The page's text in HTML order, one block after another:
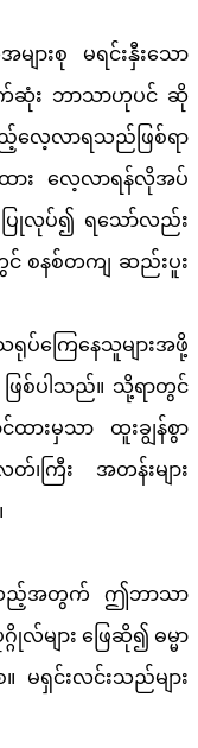
ျားစု မရင်းနှီးသော
က်ဆုံး ဘာသာဟုပင် ဆို
လေ့လာရသည်ဖြစ်ရာ
ယထား လေ့လာရန်လိုအပ်
ပြုလုပ်၍ ရသော်လည်း
နစ်တကျ ဆည်းပူး
ရုပ်ကြေနေသူများအဖို့
စ်ပါသည်။ သို့ရာတွင်
ားမှသာ ထူးချွန်စွာ
၊ကြီး အတန်းများ
သည့်အတွက် ဤဘာသာ
ား ဖြေဆို၍ ဓမ္မာ
မရှင်းလင်းသည်များ